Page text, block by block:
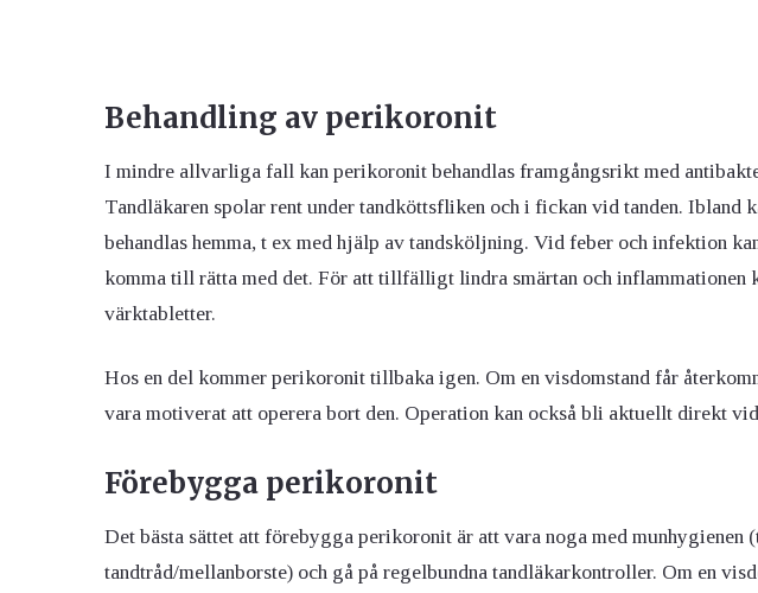
Behandling av perikoronit
I mindre allvarliga fall kan perikoronit behandlas framgångsrikt med
Tandläkaren spolar rent under tandköttsfliken och i fickan vid tanden. Ibland
behandlas hemma, t ex med hjälp av tandsköljning. Vid feber och infektion
komma till rätta med det. För att tillfälligt lindra smärtan och inflammationen
värktabletter.
Hos en del kommer perikoronit tillbaka igen. Om en visdomstand får
vara motiverat att operera bort den. Operation kan också bli aktuellt direkt
Förebygga perikoronit
Det bästa sättet att förebygga perikoronit är att vara noga med munhygienen
tandtråd/mellanborste) och gå på regelbundna tandläkarkontroller. Om en